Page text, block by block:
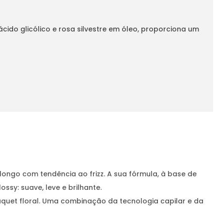
glicólico e rosa silvestre em óleo, proporciona um
com tendência ao frizz. A sua fórmula, à base de
suave, leve e brilhante.
floral. Uma combinação da tecnologia capilar e da